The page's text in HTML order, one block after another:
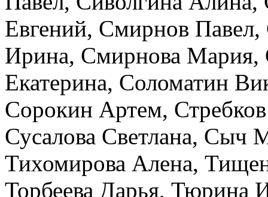
Евгений, Смирнов Павел,
Ирина, Смирнова Мария,
Екатерина, Соломатин
Сорокин Артем,
Сусалова Светлана, Сыч
Тихомирова Алена,
Торбеева Дарья, Тюрина